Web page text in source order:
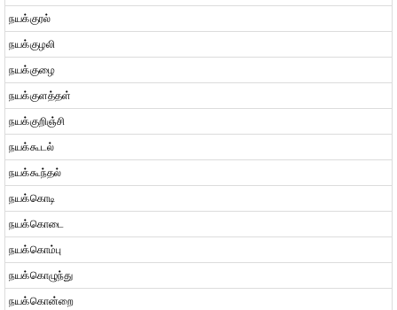
நயக்குரல்
நயக்குழலி
நயக்குழை
நயக்குளத்தள்
நயக்குறிஞ்சி
நயக்கூடல்
நயக்கூந்தல்
நயக்கொடி
நயக்கொடை
நயக்கொம்பு
நயக்கொழுந்து
நயக்கொன்றை